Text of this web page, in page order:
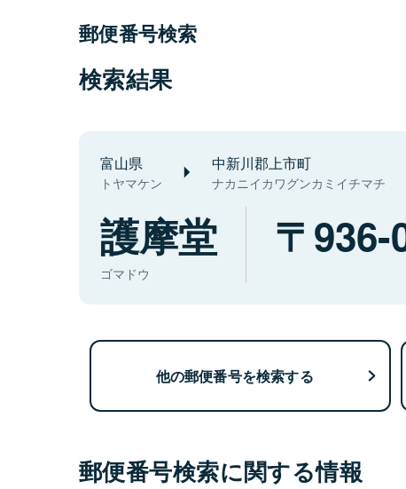
郵便番号検索
検索結果
富山県
トヤマケン
中新川郡上市町
ナカニイカワグンカミイチマチ
護摩堂
ゴマドウ
936-
他の郵便番号を検索する
郵便番号検索に関する情報